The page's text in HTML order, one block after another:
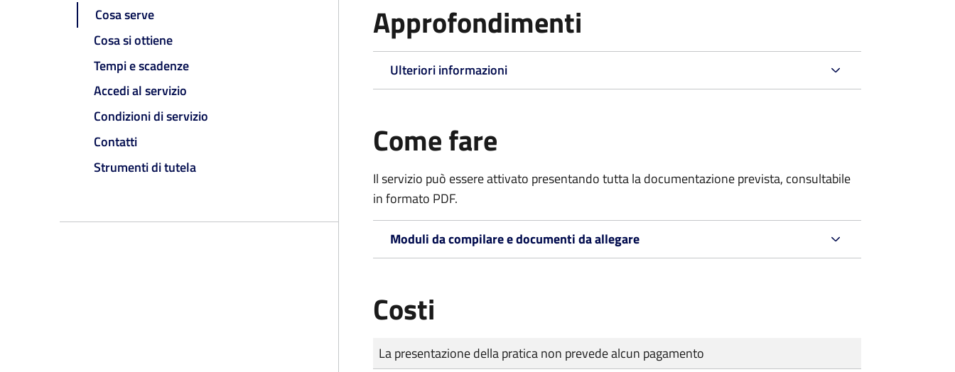
Cosa serve
Cosa si ottiene
Tempi e scadenze
Accedi al servizio
Condizioni di servizio
Contatti
Strumenti di tutela
Approfondimenti
Ulteriori informazioni
Come fare
Il servizio può essere attivato presentando tutta la documentazione prevista, consultabile
in formato PDF.
Moduli da compilare e documenti da allegare
Costi
Tipo di pagamento
Importo
La presentazione della pratica non prevede alcun pagamento